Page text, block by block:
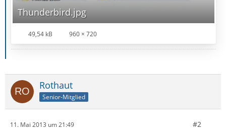
Thunderbird.jpg
49,54 kB 960 × 720
Rothaut
Senior-Mitglied
11. Mai 2013 um 21:49 #2